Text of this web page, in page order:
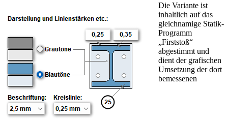
Die Variante ist
inhaltlich auf das
gleichnamige Statik-
Programm
„Firststoß“
abgestimmt und
dient der grafischen
Umsetzung der dort
bemessenen